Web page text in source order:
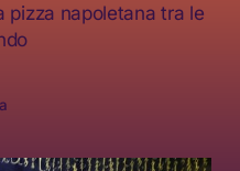
pizza napoletana tra le